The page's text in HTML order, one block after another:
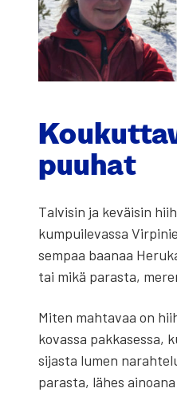
puu­hat
Tal­vi­sin ja keväi­sin
kum­pui­le­vas­sa
sem­paa baa­naa
tai mikä paras­ta,
Miten mah­ta­vaa on
kovas­sa pak­ka­ses­sa,
sijas­ta lumen
paras­ta, lähes